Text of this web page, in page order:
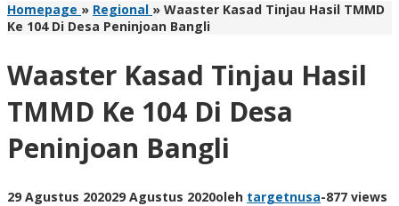
Homepage » Regional » Waaster Kasad Tinjau Hasil TMMD
Ke 104 Di Desa Peninjoan Bangli
Waaster Kasad Tinjau Hasil
TMMD Ke 104 Di Desa
Peninjoan Bangli
29 Agustus 202029 Agustus 2020oleh targetnusa-877 views